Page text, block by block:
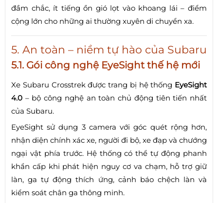
đầm chắc, ít tiếng ồn gió lọt vào khoang lái – điểm
cộng lớn cho những ai thường xuyên di chuyển xa.
5. An toàn – niềm tự hào của Subaru
5.1. Gói công nghệ EyeSight thế hệ mới
Xe Subaru Crosstrek được trang bị hệ thống EyeSight
4.0 – bộ công nghệ an toàn chủ động tiên tiến nhất
của Subaru.
EyeSight sử dụng 3 camera với góc quét rộng hơn,
nhận diện chính xác xe, người đi bộ, xe đạp và chướng
ngại vật phía trước. Hệ thống có thể tự động phanh
khẩn cấp khi phát hiện nguy cơ va chạm, hỗ trợ giữ
làn, ga tự động thích ứng, cảnh báo chệch làn và
kiểm soát chân ga thông minh.